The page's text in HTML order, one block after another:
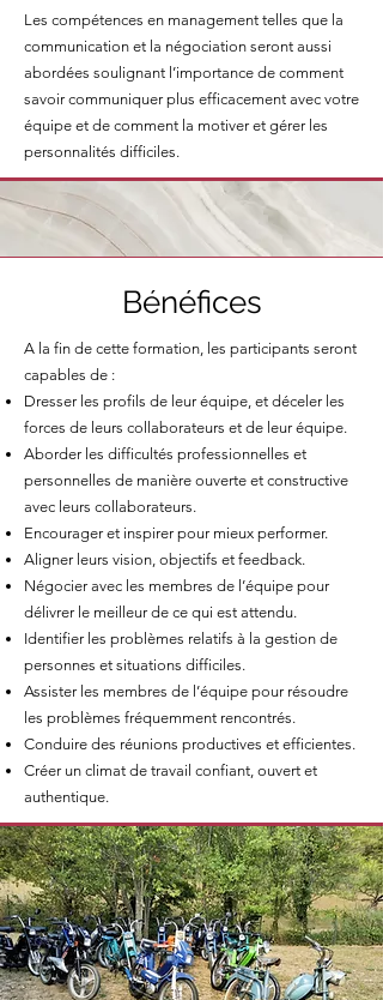
Les compétences en management telles que la
communication et la négociation seront aussi
abordées soulignant l’importance de comment
savoir communiquer plus efficacement avec votre
équipe et de comment la motiver et gérer les
personnalités difficiles.
Bénéfices
A la fin de cette formation, les participants seront
capables de :
Dresser les profils de leur équipe, et déceler les
forces de leurs collaborateurs et de leur équipe.
Aborder les difficultés professionnelles et
personnelles de manière ouverte et constructive
avec leurs collaborateurs.
Encourager et inspirer pour mieux performer.
Aligner leurs vision, objectifs et feedback.
Négocier avec les membres de l’équipe pour
délivrer le meilleur de ce qui est attendu.
Identifier les problèmes relatifs à la gestion de
personnes et situations difficiles.
Assister les membres de l’équipe pour résoudre
les problèmes fréquemment rencontrés.
Conduire des réunions productives et efficientes.
Créer un climat de travail confiant, ouvert et
authentique.